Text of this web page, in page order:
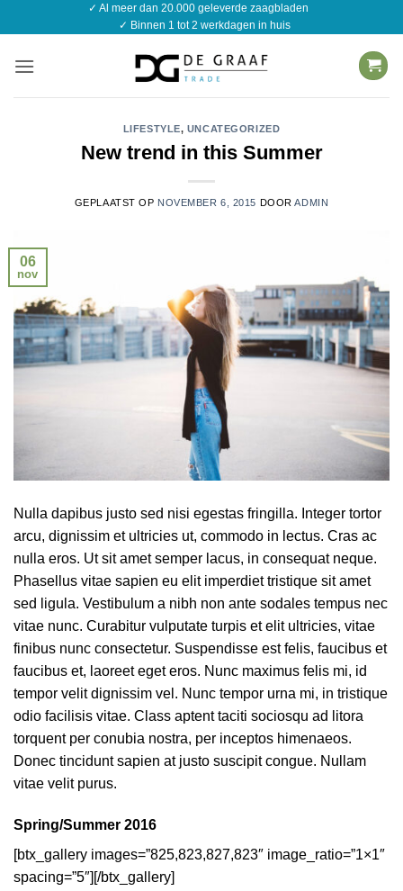
naar
✓ Al meer dan 20.000 geleverde zaagbladen
✓ Binnen 1 tot 2 werkdagen in huis
LIFESTYLE, UNCATEGORIZED
New trend in this Summer
GEPLAATST OP NOVEMBER 6, 2015 DOORADMIN
06
nov
Nulla dapibus justo sed nisi egestas fringilla. Integer tortor
arcu, dignissim et ultricies ut, commodo in lectus. Cras ac
nulla eros. Ut sit amet semper lacus, in consequat neque.
Phasellus vitae sapien eu elit imperdiet tristique sit amet
sed ligula. Vestibulum a nibh non ante sodales tempus nec
vitae nunc. Curabitur vulputate turpis et elit ultricies, vitae
finibus nunc consectetur. Suspendisse est felis, faucibus et
faucibus et, laoreet eget eros. Nunc maximus felis mi, id
tempor velit dignissim vel. Nunc tempor urna mi, in tristique
odio facilisis vitae. Class aptent taciti sociosqu ad litora
torquent per conubia nostra, per inceptos himenaeos.
Donec tincidunt sapien at justo suscipit congue. Nullam
vitae velit purus.
Spring/Summer 2016
[btx_gallery images=”825,823,827,823″ image_ratio=”1×1″
spacing=”5″][/btx_gallery]